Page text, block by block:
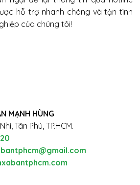
hỗ trợ nhanh chóng và tận tình
của chúng tôi!
MẠNH HÙNG
Tân Phú, TP.HCM.